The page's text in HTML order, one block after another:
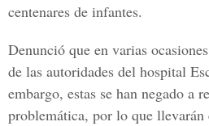
centenares de infantes.
Denunció que en varias
de las autoridades del hospital
embargo, estas se han negado a
problemática, por lo que llevarán